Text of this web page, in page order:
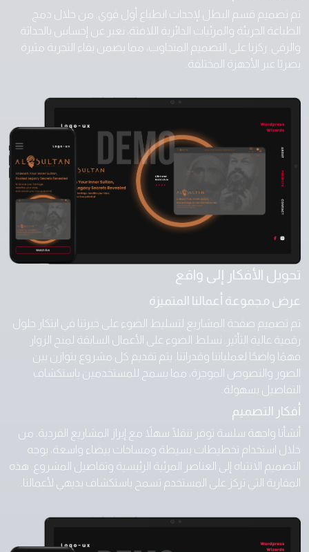
تم تصميم قسم البطل لإحداث انطباع أول قوي. من خلال دمج
الطباعة الجريئة والمرئيات الدائرية اللافتة، نعبر عن إحساس بالحداثة
والرقي. ركزنا على التصميم المتجاوب، مما يضمن بقاء التجربة مثيرة
بصريًا عبر الأجهزة المختلفة.
تحويل الأفكار إلى واقع
عرض مجموعة أعمالنا المتميزة
تم تصميم صفحة المشاريع لتسليط الضوء على خبرتنا في ابتكار حلول
رقمية عالية التأثير. نسلط الضوء على الأعمال السابقة لمنح الزوار
فهمًا واضحًا لعملياتنا وقدراتنا. يتم تقديم كل مشروع بتوازن بين
الصور والنصوص الموجزة، مما يسمح للمستخدمين باستكشاف
التفاصيل بسهولة.
أفكار التصميم
أنشأنا واجهة سلسة توفر تنقلًا سهلاً مع إبراز المشاريع الفردية. من
خلال استخدام تخطيطات بسيطة ومساحات بيضاء واسعة، يوجه
التصميم الانتباه إلى العناصر المرئية الرئيسية وتفاصيل المشروع. هذه
المقاربة التي تركز على المستخدم تسمح باستكشاف بديهي لأعمالنا.